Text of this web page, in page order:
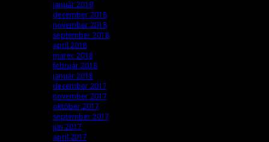
január 2019
december 2018
november 2018
september 2018
apríl 2018
marec 2018
február 2018
január 2018
december 2017
november 2017
október 2017
september 2017
jún 2017
apríl 2017